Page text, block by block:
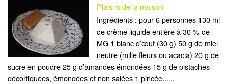
Plaisirs de la maison
Ingrédients : pour 6 personnes 130 ml
de crème liquide entière à 30 % de
MG 1 blanc d’œuf (30 g) 50 g de miel
neutre (mille fleurs ou acacia) 20 g de
sucre en poudre 25 g d’amandes émondées 15 g de pistaches
décortiquées, émondées et non salées 1 pincée......